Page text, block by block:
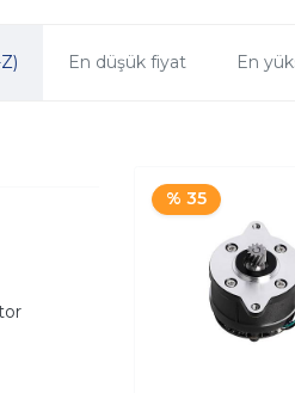
En düşük fiyat En
% 35